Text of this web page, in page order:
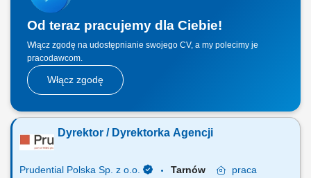
Od teraz pracujemy dla Ciebie!
Włącz zgodę na udostępnianie swojego CV, a my polecimy je
pracodawcom.
Włącz zgodę
Dyrektor / Dyrektorka Agencji
Prudential Polska Sp. z o.o. Tarnów
praca